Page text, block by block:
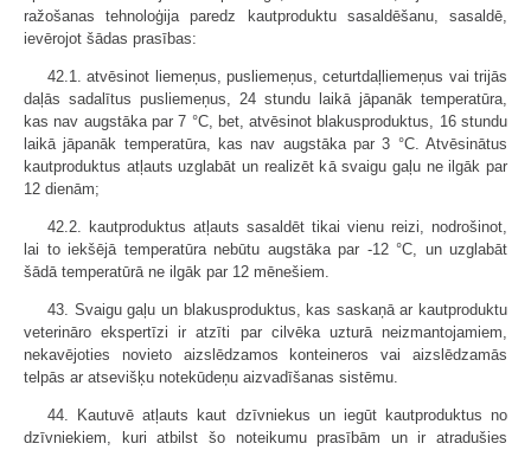
ražošanas tehnoloģija paredz kautproduktu sasaldēšanu, sasaldē,
ievērojot šādas prasības:
42.1. atvēsinot liemeņus, pusliemeņus, ceturtdaļliemeņus vai trijās
daļās sadalītus pusliemeņus, 24 stundu laikā jāpanāk temperatūra,
kas nav augstāka par 7 °C, bet, atvēsinot blakusproduktus, 16 stundu
laikā jāpanāk temperatūra, kas nav augstāka par 3 °C. Atvēsinātus
kautproduktus atļauts uzglabāt un realizēt kā svaigu gaļu ne ilgāk par
12 dienām;
42.2. kautproduktus atļauts sasaldēt tikai vienu reizi, nodrošinot,
lai to iekšējā temperatūra nebūtu augstāka par -12 °C, un uzglabāt
šādā temperatūrā ne ilgāk par 12 mēnešiem.
43. Svaigu gaļu un blakusproduktus, kas saskaņā ar kautproduktu
veterināro ekspertīzi ir atzīti par cilvēka uzturā neizmantojamiem,
nekavējoties novieto aizslēdzamos konteineros vai aizslēdzamās
telpās ar atsevišķu notekūdeņu aizvadīšanas sistēmu.
44. Kautuvē atļauts kaut dzīvniekus un iegūt kautproduktus no
dzīvniekiem, kuri atbilst šo noteikumu prasībām un ir atradušies